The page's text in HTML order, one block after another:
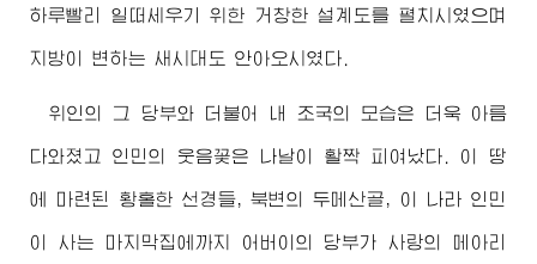
하루빨리 일떠세우기 위한 거창한 설계도를 펼치시였으며
지방이 변하는 새시대도 안아오시였다.
위인의 그 당부와 더불어 내 조국의 모습은 더욱 아름
다와졌고 인민의 웃음꽃은 나날이 활짝 피여났다. 이 땅
에 마련된 황홀한 선경들, 북변의 두메산골, 이 나라 인민
이 사는 마지막집에까지 어버이 의 당부가 사랑의 메아리